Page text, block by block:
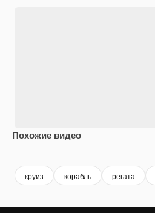
Похожие видео
круиз корабль регата